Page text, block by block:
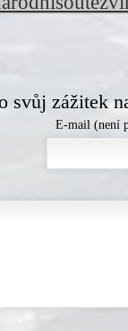
svůj zážitek
E-mail (není